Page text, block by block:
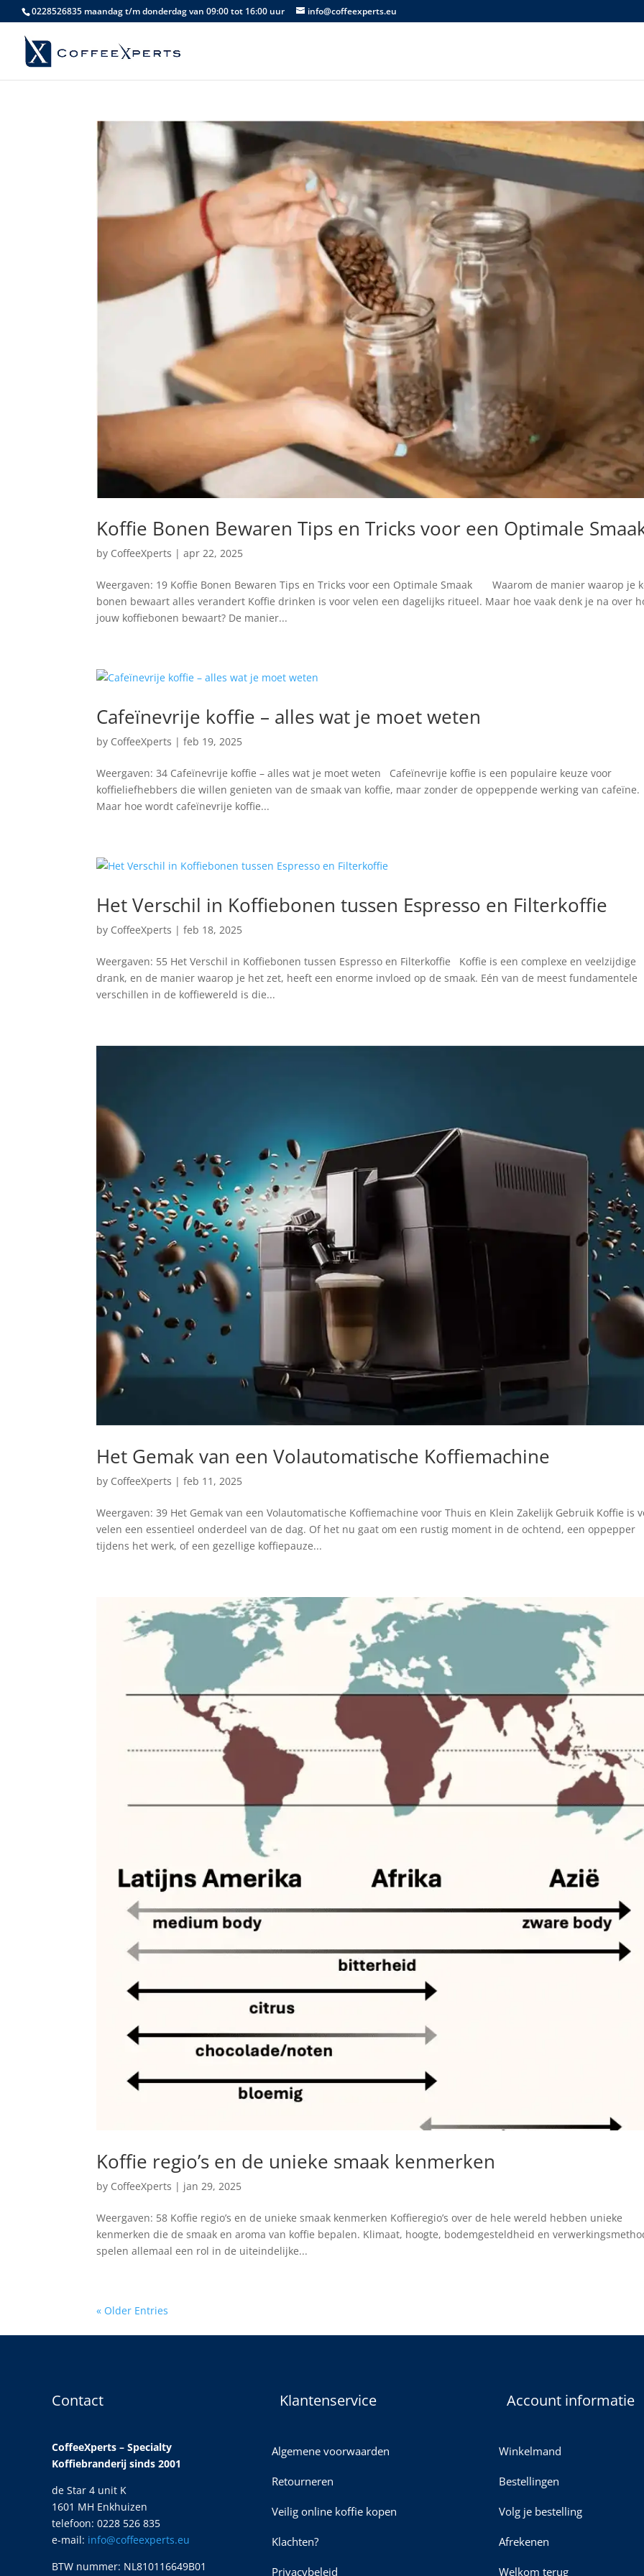
0228526835 maandag t/m donderdag van 09:00 tot 16:00 uur info@coffeexperts.eu
Koffie Bonen Bewaren Tips en Tricks voor een Optimale
by CoffeeXperts |apr 22, 2025
Weergaven: 19 Koffie Bonen Bewaren Tips en Tricks voor een Optimale Smaak Waarom de manier waarop je
bonen bewaart alles verandert Koffie drinken is voor velen een dagelijks ritueel. Maar hoe vaak denk je na over
jouw koffiebonen bewaart? De manier...
Cafeïnevrije koffie – alles wat je moet weten
by CoffeeXperts |feb 19, 2025
Weergaven: 34 Cafeïnevrije koffie – alles wat je moet weten Cafeïnevrije koffie is een populaire keuze voor
koffieliefhebbers die willen genieten van de smaak van koffie, maar zonder de oppeppende werking van cafeïne.
Maar hoe wordt cafeïnevrije koffie...
Het Verschil in Koffiebonen tussen Espresso en Filterkoffie
by CoffeeXperts |feb 18, 2025
Weergaven: 55 Het Verschil in Koffiebonen tussen Espresso en Filterkoffie Koffie is een complexe en veelzijdige
drank, en de manier waarop je het zet, heeft een enorme invloed op de smaak. Eén van de meest fundamentele
verschillen in de koffiewereld is die...
Het Gemak van een Volautomatische Koffiemachine
by CoffeeXperts |feb 11, 2025
Weergaven: 39 Het Gemak van een Volautomatische Koffiemachine voor Thuis en Klein Zakelijk Gebruik Koffie is
velen een essentieel onderdeel van de dag. Of het nu gaat om een rustig moment in de ochtend, een oppepper
tijdens het werk, of een gezellige koffiepauze...
Koffie regio’s en de unieke smaak kenmerken
by CoffeeXperts | jan 29, 2025
Weergaven: 58 Koffie regio’s en de unieke smaak kenmerken Koffieregio’s over de hele wereld hebben unieke
kenmerken die de smaak en aroma van koffie bepalen. Klimaat, hoogte, bodemgesteldheid en
spelen allemaal een rol in de uiteindelijke...
« Older Entries
Contact
CoffeeXperts – Specialty
Koffiebranderij sinds 2001
de Star 4 unit K
1601 MH Enkhuizen
telefoon: 0228 526 835
e-mail: info@coffeexperts.eu
BTW nummer: NL810116649B01
Klantenservice
Algemene voorwaarden
Retourneren
Veilig online koffie kopen
Klachten?
Privacybeleid
Account informatie
Winkelmand
Bestellingen
Volg je bestelling
Afrekenen
Welkom terug